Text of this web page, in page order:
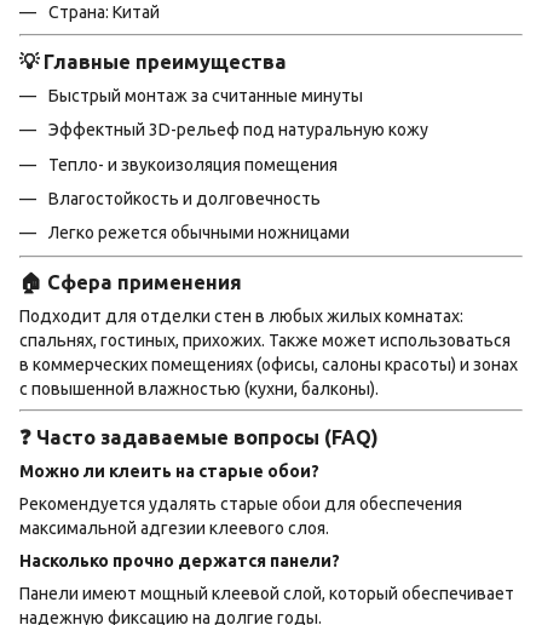
Страна: Китай
💡 Главные преимущества
Быстрый монтаж за считанные минуты
Эффектный 3D-рельеф под натуральную кожу
Тепло- и звукоизоляция помещения
Влагостойкость и долговечность
Легко режется обычными ножницами
🏠 Сфера применения
Подходит для отделки стен в любых жилых комнатах:
спальнях, гостиных, прихожих. Также может использоваться
в коммерческих помещениях (офисы, салоны красоты) и зонах
с повышенной влажностью (кухни, балконы).
❓ Часто задаваемые вопросы (FAQ)
Можно ли клеить на старые обои?
Рекомендуется удалять старые обои для обеспечения
максимальной адгезии клеевого слоя.
Насколько прочно держатся панели?
Панели имеют мощный клеевой слой, который обеспечивает
надежную фиксацию на долгие годы.